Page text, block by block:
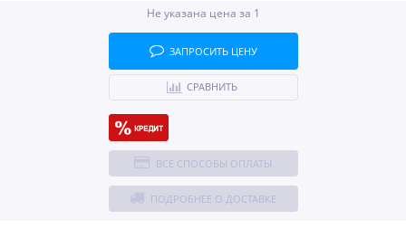
Не указана цена за 1
ЗАПРОСИТЬ ЦЕНУ
СРАВНИТЬ
ВСЕ СПОСОБЫ ОПЛАТЫ
ПОДРОБНЕЕ О ДОСТАВКЕ